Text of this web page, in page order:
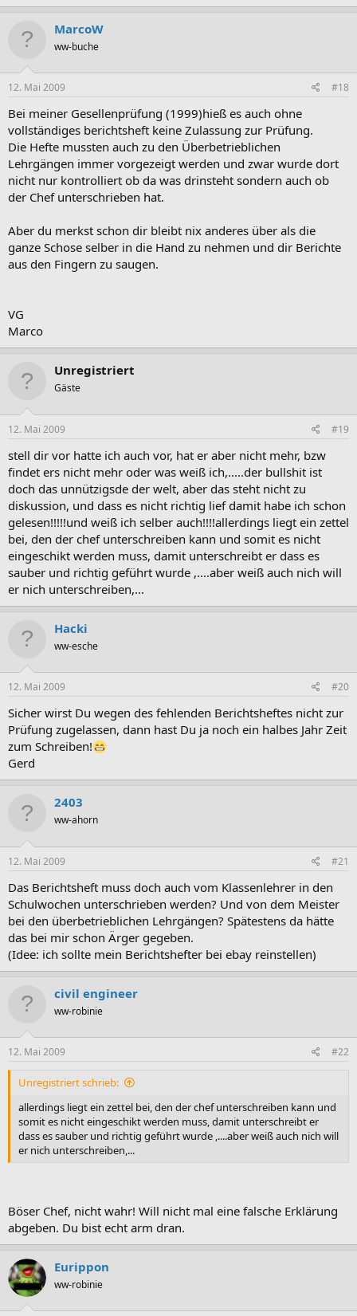
MarcoW
ww-buche
12. Mai 2009 #18
Bei meiner Gesellenprüfung (1999)hieß es auch ohne
vollständiges berichtsheft keine Zulassung zur Prüfung.
Die Hefte mussten auch zu den Überbetrieblichen
Lehrgängen immer vorgezeigt werden und zwar wurde dort
nicht nur kontrolliert ob da was drinsteht sondern auch ob
der Chef unterschrieben hat.
Aber du merkst schon dir bleibt nix anderes über als die
ganze Schose selber in die Hand zu nehmen und dir Berichte
aus den Fingern zu saugen.
VG
Marco
Unregistriert
Gäste
12. Mai 2009 #19
stell dir vor hatte ich auch vor, hat er aber nicht mehr, bzw
findet ers nicht mehr oder was weiß ich,.....der bullshit ist
doch das unnützigsde der welt, aber das steht nicht zu
diskussion, und dass es nicht richtig lief damit habe ich schon
gelesen!!!!!und weiß ich selber auch!!!!allerdings liegt ein zettel
bei, den der chef unterschreiben kann und somit es nicht
eingeschikt werden muss, damit unterschreibt er dass es
sauber und richtig geführt wurde ,....aber weiß auch nich will
er nich unterschreiben,...
Hacki
ww-esche
12. Mai 2009 #20
Sicher wirst Du wegen des fehlenden Berichtsheftes nicht zur
Prüfung zugelassen, dann hast Du ja noch ein halbes Jahr Zeit
zum Schreiben!
Gerd
2403
ww-ahorn
12. Mai 2009 #21
Das Berichtsheft muss doch auch vom Klassenlehrer in den
Schulwochen unterschrieben werden? Und von dem Meister
bei den überbetrieblichen Lehrgängen? Spätestens da hätte
das bei mir schon Ärger gegeben.
(Idee: ich sollte mein Berichtshefter bei ebay reinstellen)
civil engineer
ww-robinie
12. Mai 2009 #22
Unregistriert schrieb:
allerdings liegt ein zettel bei, den der chef unterschreiben kann und
somit es nicht eingeschikt werden muss, damit unterschreibt er
dass es sauber und richtig geführt wurde ,....aber weiß auch nich will
er nich unterschreiben,...
Böser Chef, nicht wahr! Will nicht mal eine falsche Erklärung
abgeben. Du bist echt arm dran.
Eurippon
ww-robinie